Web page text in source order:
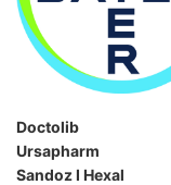
Doctolib
Ursapharm
Sandoz I Hexal